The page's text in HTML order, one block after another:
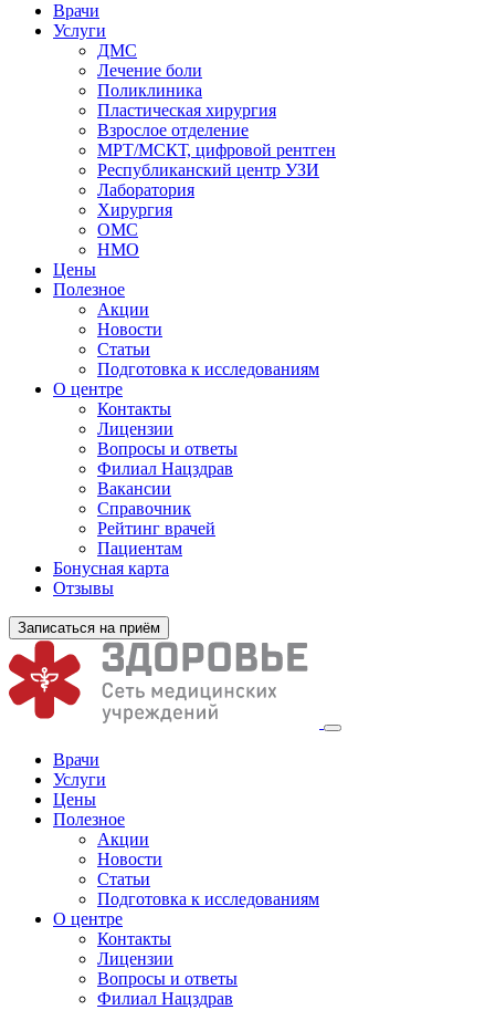
Врачи
Услуги
ДМС
Лечение боли
Поликлиника
Пластическая хирургия
Взрослое отделение
МРТ/МСКТ, цифровой рентген
Республиканский центр УЗИ
Лаборатория
Хирургия
ОМС
НМО
Цены
Полезное
Акции
Новости
Статьи
Подготовка к исследованиям
О центре
Контакты
Лицензии
Вопросы и ответы
Филиал Нацздрав
Вакансии
Справочник
Рейтинг врачей
Пациентам
Бонусная карта
Отзывы
Записаться на приём
Врачи
Услуги
Цены
Полезное
Акции
Новости
Статьи
Подготовка к исследованиям
О центре
Контакты
Лицензии
Вопросы и ответы
Филиал Нацздрав